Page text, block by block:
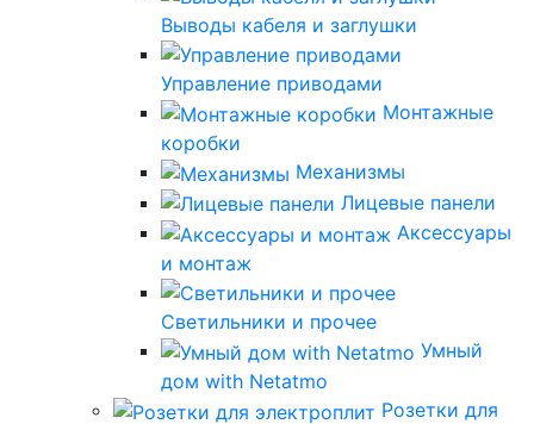
Выводы кабеля и заглушки
Управление приводами
Монтажные
коробки
Механизмы
Лицевые панели
Аксессуары
и монтаж
Светильники и прочее
Умный
дом with Netatmo
Розетки для